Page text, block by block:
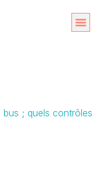
bus ; quels contrôles